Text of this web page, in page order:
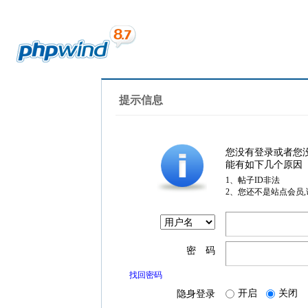
提示信息
您没有登录或者您
能有如下几个原因
1、帖子ID非法
2、您还不是站点会员
密 码
找回密码
隐身登录 开启 关闭